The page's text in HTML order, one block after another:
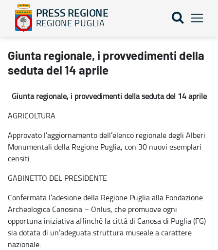
PRESS REGIONE
REGIONE PUGLIA
Giunta regionale, i provvedimenti della seduta del 14 aprile -
Giunta regionale, i provvedimenti della
seduta del 14 aprile
Giunta regionale, i provvedimenti della seduta del 14 aprile
AGRICOLTURA
Approvato l’aggiornamento dell’elenco regionale degli Alberi
Monumentali della Regione Puglia, con 30 nuovi esemplari
censiti.
GABINETTO DEL PRESIDENTE
Confermata l’adesione della Regione Puglia alla Fondazione
Archeologica Canosina – Onlus, che promuove ogni
opportuna iniziativa affinché la città di Canosa di Puglia (FG)
sia dotata di un’adeguata struttura museale a carattere
nazionale.